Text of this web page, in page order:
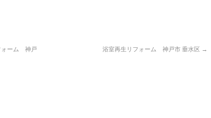
ォーム 神戸 浴室再生リフォーム 神戸市 垂水区 →